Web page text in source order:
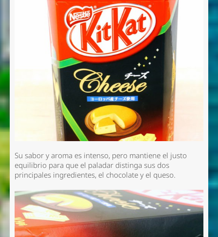
Su sabor y aroma es intenso, pero mantiene el justo
equilibrio para que el paladar distinga sus dos
principales ingredientes, el chocolate y el queso.